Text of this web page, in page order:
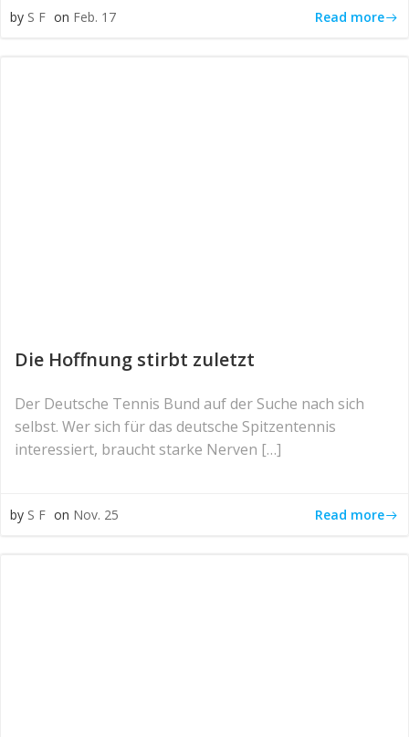
by S F on Feb. 17 Read more
Die Hoffnung stirbt zuletzt
Der Deutsche Tennis Bund auf der Suche nach sich
selbst. Wer sich für das deutsche Spitzentennis
interessiert, braucht starke Nerven […]
by S F on Nov. 25 Read more